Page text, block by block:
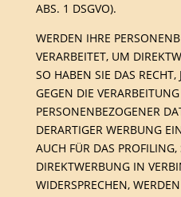
ABS. 1 DSGVO).
WERDEN IHRE
VERARBEITET, UM
SO HABEN SIE DAS RECHT,
GEGEN DIE
PERSONENBEZOGENER
DERARTIGER WERBUNG
AUCH FÜR DAS
DIREKTWERBUNG IN
WIDERSPRECHEN,